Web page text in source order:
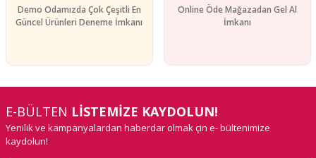
Demo Odamızda Çok Çeşitli En
Güncel Ürünleri Deneme İmkanı
Online Öde Mağazadan Gel Al
İmkanı
E-BÜLTEN LİSTEMİZE KAYDOLUN!
Yenilik ve kampanyalardan haberdar olmak çin e- bültenimize
kaydolun!